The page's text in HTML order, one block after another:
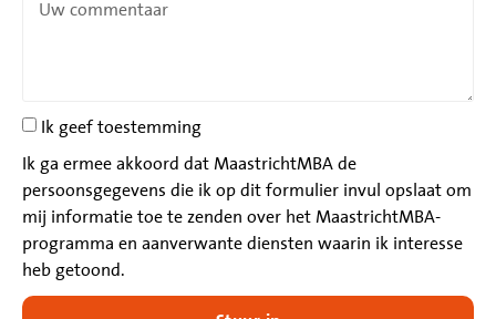
Ik geef toestemming
Ik ga ermee akkoord dat MaastrichtMBA de
persoonsgegevens die ik op dit formulier invul opslaat om
mij informatie toe te zenden over het MaastrichtMBA-
programma en aanverwante diensten waarin ik interesse
heb getoond.